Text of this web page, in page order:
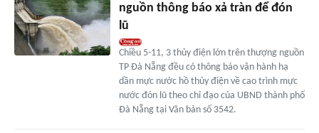
nguồn thông báo xả tràn để đón
lũ
Chiều 5-11, 3 thủy điện lớn trên thượng nguồn
TP Đà Nẵng đều có thông báo vận hành hạ
dần mực nước hồ thủy điện về cao trình mực
nước đón lũ theo chỉ đạo của UBND thành phố
Đà Nẵng tại Văn bản số 3542.